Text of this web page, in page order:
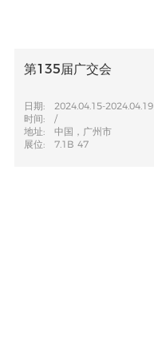
第135届广交会
日期:
2024.04.15-2024.04.19
时间:
/
地址:
中国，广州市
展位:
7.1B 47